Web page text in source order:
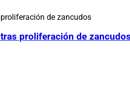
proliferación de zancudos